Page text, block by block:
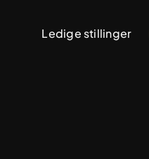
Ledige stillinger